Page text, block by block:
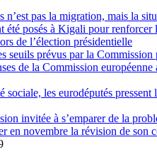
n’est pas la migration, mais la
été posés à Kigali pour
de l’élection présidentielle
seuils prévus par la
de la Commission
sociale, les eurodéputés
invitée à s’emparer de la
en novembre la révision de son